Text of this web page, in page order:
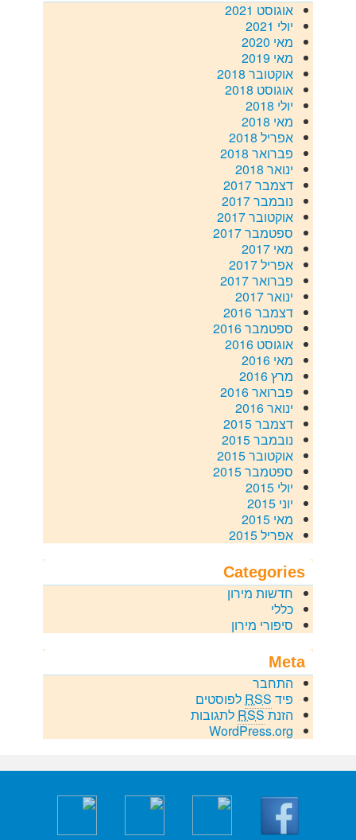
אוגוסט 2021
יולי 2021
מאי 2020
מאי 2019
אוקטובר 2018
אוגוסט 2018
יולי 2018
מאי 2018
אפריל 2018
פברואר 2018
ינואר 2018
דצמבר 2017
נובמבר 2017
אוקטובר 2017
ספטמבר 2017
מאי 2017
אפריל 2017
פברואר 2017
ינואר 2017
דצמבר 2016
ספטמבר 2016
אוגוסט 2016
מאי 2016
מרץ 2016
פברואר 2016
ינואר 2016
דצמבר 2015
נובמבר 2015
אוקטובר 2015
ספטמבר 2015
יולי 2015
יוני 2015
מאי 2015
אפריל 2015
Categories
חדשות מירון
כללי
סיפורי מירון
Meta
התחבר
פיד RSS לפוסטים
הזנתRSS לתגובות
WordPress.org